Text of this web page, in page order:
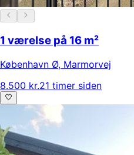
1 værelse på 16 m²
København Ø, Marmorvej
8.500 kr.21 timer siden